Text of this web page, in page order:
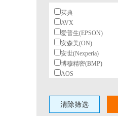
买典
AVX
爱普生(EPSON)
安森美(ON)
安世(Nexperia)
博穆精密(BMP)
AOS
BeiQi
柏恩斯(BOURNS)
博林(BL)
清除筛选